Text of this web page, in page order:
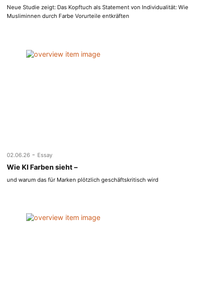
Neue Studie zeigt: Das Kopftuch als Statement von Individualität: Wie
Musliminnen durch Farbe Vorurteile entkräften
02.06.26 - Essay
Wie KI Farben sieht –
und warum das für Marken plötzlich geschäftskritisch wird